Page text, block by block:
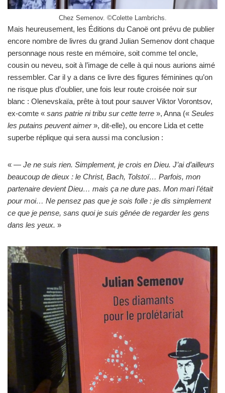
Chez Semenov. ©Colette Lambrichs.
Mais heureusement, les Éditions du Canoë ont prévu de publier
encore nombre de livres du grand Julian Semenov dont chaque
personnage nous reste en mémoire, soit comme tel oncle,
cousin ou neveu, soit à l’image de celle à qui nous aurions aimé
ressembler. Car il y a dans ce livre des figures féminines qu’on
ne risque plus d’oublier, une fois leur route croisée noir sur
blanc : Olenevskaïa, prête à tout pour sauver Viktor Vorontsov,
ex-comte « sans patrie ni tribu sur cette terre », Anna (« Seules
les putains peuvent aimer», dit-elle), ou encore Lida et cette
superbe réplique qui sera aussi ma conclusion :
« — Je ne suis rien. Simplement, je crois en Dieu. J’ai d’ailleurs
beaucoup de dieux : le Christ, Bach, Tolstoï… Parfois, mon
partenaire devient Dieu… mais ça ne dure pas. Mon mari l’était
pour moi… Ne pensez pas que je sois folle : je dis simplement
ce que je pense, sans quoi je suis gênée de regarder les gens
dans les yeux. »